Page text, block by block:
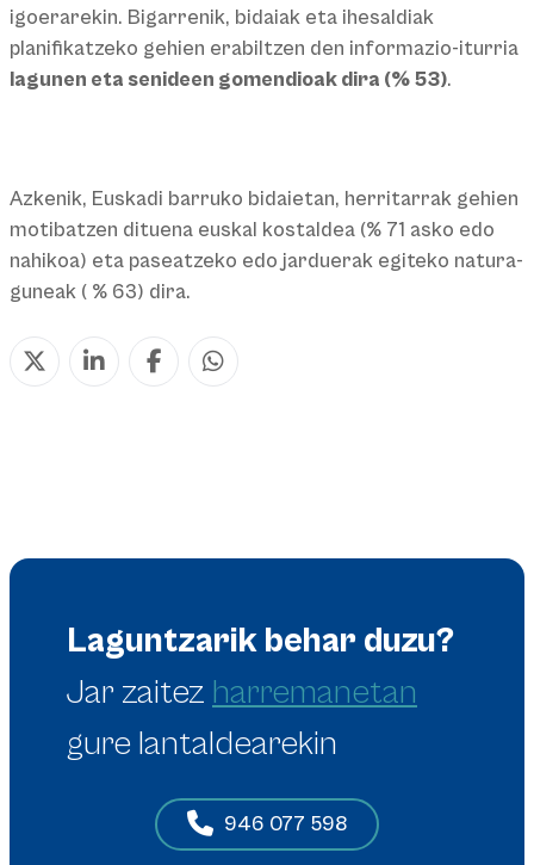
igoerarekin. Bigarrenik, bidaiak eta ihesaldiak
planifikatzeko gehien erabiltzen den informazio-iturria
lagunen eta senideen gomendioak dira (% 53).
Azkenik, Euskadi barruko bidaietan, herritarrak gehien
motibatzen dituena euskal kostaldea (% 71 asko edo
nahikoa) eta paseatzeko edo jarduerak egiteko natura-
guneak ( % 63) dira.
Laguntzarik behar duzu?
Jar zaitez harremanetan
gure lantaldearekin
946 077 598